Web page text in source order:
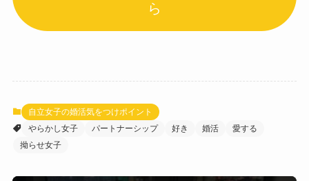
ら
自立女子の婚活気をつけポイント
やらかし女子
パートナーシップ 好き 婚活
愛する
拗らせ女子